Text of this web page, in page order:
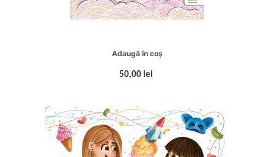
Adaugă în coș
50,00 lei